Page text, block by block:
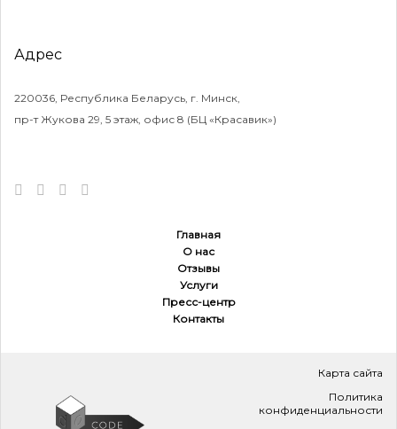
Адрес
220036, Республика Беларусь, г. Минск,
пр-т Жукова 29, 5 этаж, офис 8 (БЦ «Красавик»)
Главная
О нас
Отзывы
Услуги
Пресс-центр
Контакты
Карта сайта
Политика
конфиденциальности